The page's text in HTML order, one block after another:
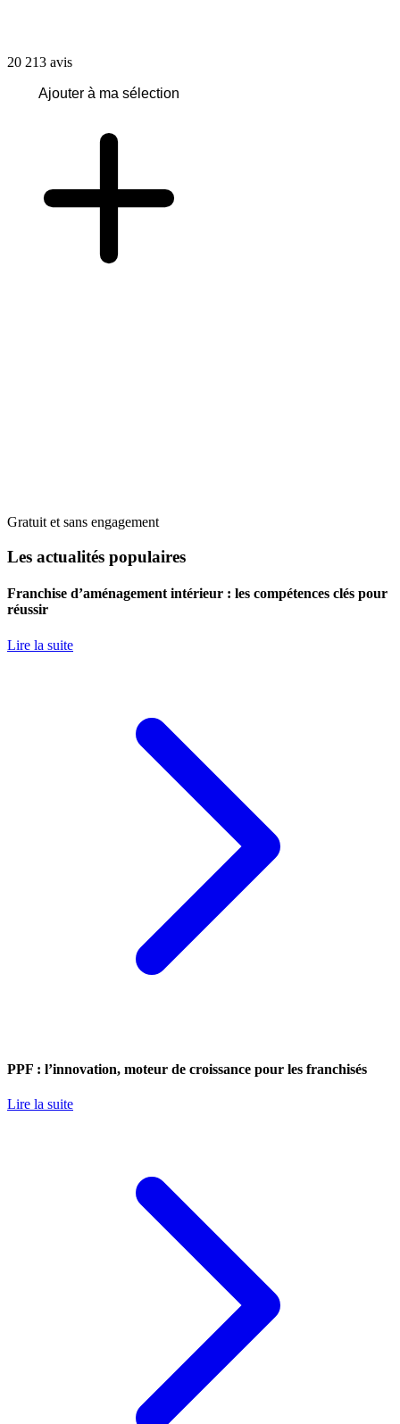
20 213 avis
Ajouter à ma sélection
Gratuit et sans engagement
Les actualités populaires
Franchise d’aménagement intérieur : les compétences clés pour
réussir
Lire la suite
PPF : l’innovation, moteur de croissance pour les franchisés
Lire la suite